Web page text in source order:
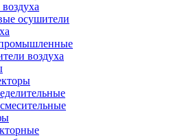
осушители
воздуха